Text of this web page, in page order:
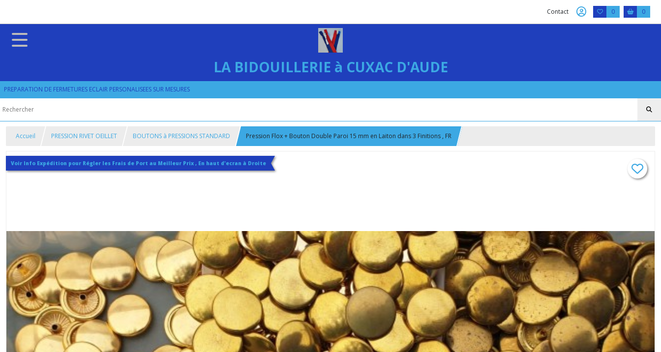
Contact 0 0
LA BIDOUILLERIE à CUXAC D'AUDE
PREPARATION DE FERMETURES ECLAIR PERSONALISEES SUR MESURES
Accueil PRESSION RIVET OEILLET BOUTONS à PRESSIONS STANDARD Pression Flox + Bouton Double Paroi 15 mm en Laiton dans 3 Finitions , FR
Voir Info Expédition pour Régler les Frais de Port au Meilleur Prix , En haut d'ecran à Droite